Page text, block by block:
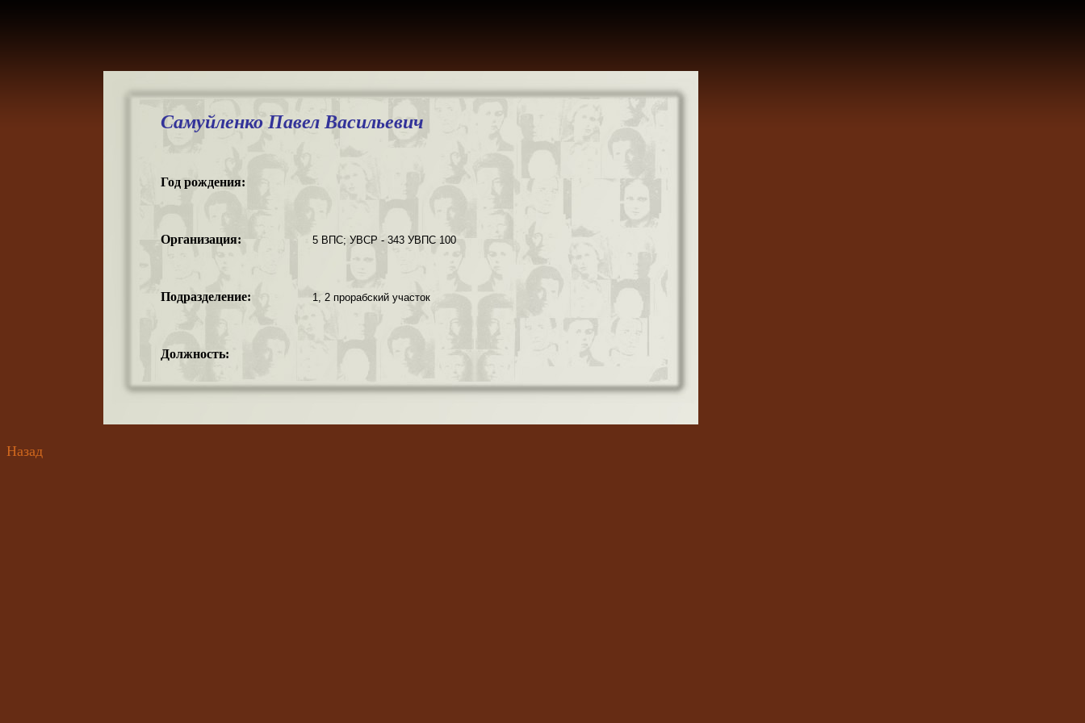
Самуйленко Павел Васильевич
Год рождения:
Организация: 5 ВПС; УВСР - 343 УВПС 100
Подразделение: 1, 2 прорабский участок
Должность:
Назад